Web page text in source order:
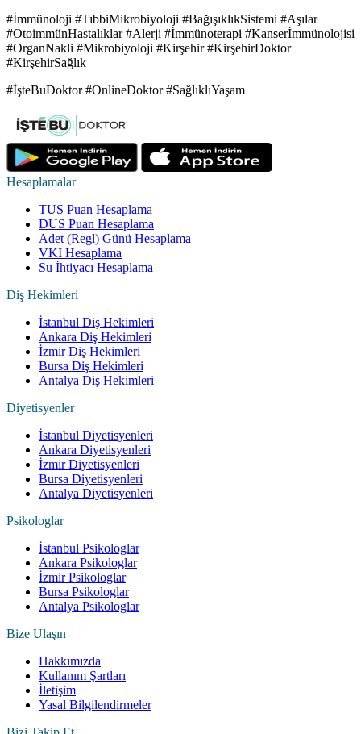
#İmmünoloji #TıbbiMikrobiyoloji #BağışıklıkSistemi #Aşılar
#OtoimmünHastalıklar #Alerji #İmmünoterapi #Kanserİmmünolojisi
#OrganNakli #Mikrobiyoloji #Kirşehir #KirşehirDoktor
#KirşehirSağlık
#İşteBuDoktor #OnlineDoktor #SağlıklıYaşam
Hesaplamalar
TUS Puan Hesaplama
DUS Puan Hesaplama
Adet (Regl) Günü Hesaplama
VKI Hesaplama
Su İhtiyacı Hesaplama
Diş Hekimleri
İstanbul Diş Hekimleri
Ankara Diş Hekimleri
İzmir Diş Hekimleri
Bursa Diş Hekimleri
Antalya Diş Hekimleri
Diyetisyenler
İstanbul Diyetisyenleri
Ankara Diyetisyenleri
İzmir Diyetisyenleri
Bursa Diyetisyenleri
Antalya Diyetisyenleri
Psikologlar
İstanbul Psikologlar
Ankara Psikologlar
İzmir Psikologlar
Bursa Psikologlar
Antalya Psikologlar
Bize Ulaşın
Hakkımızda
Kullanım Şartları
İletişim
Yasal Bilgilendirmeler